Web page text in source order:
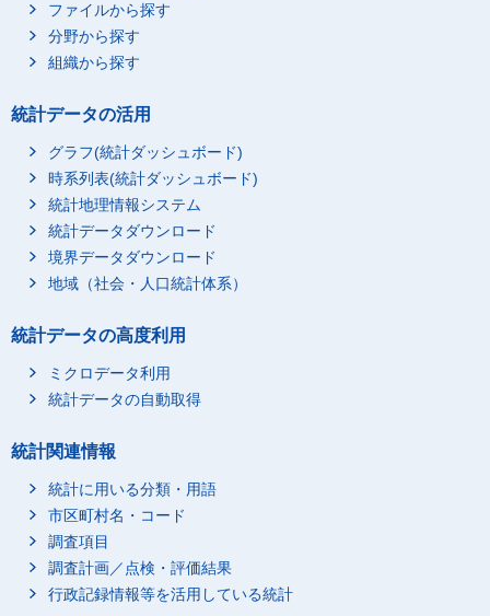
ファイルから探す
分野から探す
組織から探す
統計データの活用
グラフ(統計ダッシュボード)
時系列表(統計ダッシュボード)
統計地理情報システム
統計データダウンロード
境界データダウンロード
地域（社会・人口統計体系）
統計データの高度利用
ミクロデータ利用
統計データの自動取得
統計関連情報
統計に用いる分類・用語
市区町村名・コード
調査項目
調査計画／点検・評価結果
行政記録情報等を活用している統計